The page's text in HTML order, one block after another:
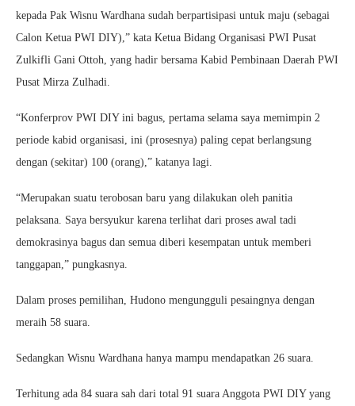
kepada Pak Wisnu Wardhana sudah berpartisipasi untuk maju (sebagai
Calon Ketua PWI DIY),” kata Ketua Bidang Organisasi PWI Pusat
Zulkifli Gani Ottoh, yang hadir bersama Kabid Pembinaan Daerah PWI
Pusat Mirza Zulhadi.
“Konferprov PWI DIY ini bagus, pertama selama saya memimpin 2
periode kabid organisasi, ini (prosesnya) paling cepat berlangsung
dengan (sekitar) 100 (orang),” katanya lagi.
“Merupakan suatu terobosan baru yang dilakukan oleh panitia
pelaksana. Saya bersyukur karena terlihat dari proses awal tadi
demokrasinya bagus dan semua diberi kesempatan untuk memberi
tanggapan,” pungkasnya.
Dalam proses pemilihan, Hudono mengungguli pesaingnya dengan
meraih 58 suara.
Sedangkan Wisnu Wardhana hanya mampu mendapatkan 26 suara.
Terhitung ada 84 suara sah dari total 91 suara Anggota PWI DIY yang